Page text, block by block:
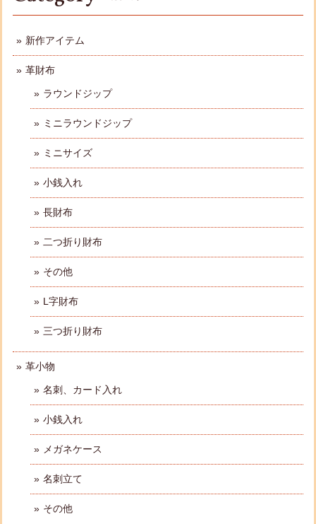
新作アイテム
革財布
ラウンドジップ
ミニラウンドジップ
ミニサイズ
小銭入れ
長財布
二つ折り財布
その他
L字財布
三つ折り財布
革小物
名刺、カード入れ
小銭入れ
メガネケース
名刺立て
その他